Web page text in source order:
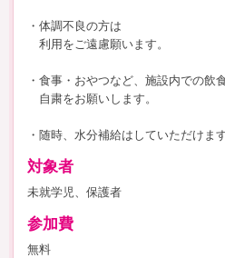
・体調不良の方は
利用をご遠慮願います。
・食事・おやつなど、施設内での飲
自粛をお願いします。
・随時、水分補給はしていただけます
対象者
未就学児、保護者
参加費
無料